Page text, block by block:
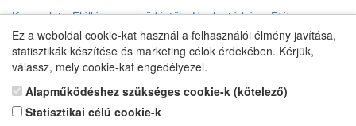
Kapcsolat
Elállás a szerződéstől Honlaptérkép
Fiók
Rendelés követés
Kívánságlista Hírlevél
Ez a weboldal cookie-kat használ a felhasználói élmény javítása,
statisztikák készítése és marketing célok érdekében. Kérjük,
válassz, mely cookie-kat engedélyezel.
Alapműködéshez szükséges cookie-k (kötelező)
Statisztikai célú cookie-k